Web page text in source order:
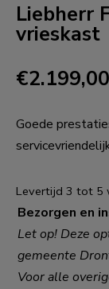
Liebherr
vrieskast
€2.199,00
Goede
Levertijd 3 tot 5
Bezorgen en
Let op! Deze
gemeente
Voor alle